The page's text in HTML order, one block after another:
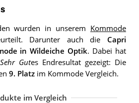
wurden in unserem Kommode
Darunter auch die Capri
in Wildeiche Optik. Dabei hat
Sehr Gutes Endresultat gezeigt: Die
9. Platzim Kommode Vergleich.
im Vergleich